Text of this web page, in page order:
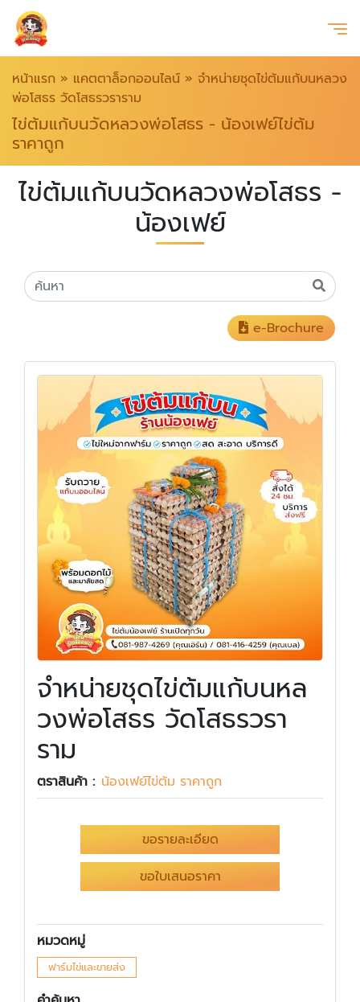
หน้าแรก » แคตตาล็อกออนไลน์ » จำหน่ายชุดไข่ต้มแก้บนหลวง
พ่อโสธร วัดโสธรวราราม
ไข่ต้มแก้บนวัดหลวงพ่อโสธร - น้องเฟย์ไข่ต้ม
ราคาถูก
ไข่ต้มแก้บนวัดหลวงพ่อโสธร -
น้องเฟย์
e-Brochure
จำหน่ายชุดไข่ต้มแก้บนหล
วงพ่อโสธร วัดโสธรวรา
ราม
ตราสินค้า : น้องเฟย์ไข่ต้ม ราคาถูก
ขอรายละเอียด
ขอใบเสนอราคา
หมวดหมู่
ฟาร์มไข่และขายส่ง